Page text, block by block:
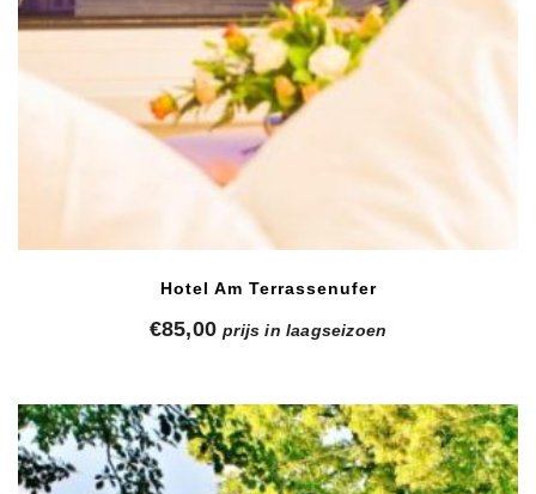
Hotel Am Terrassenufer
€85,00 prijs in laagseizoen